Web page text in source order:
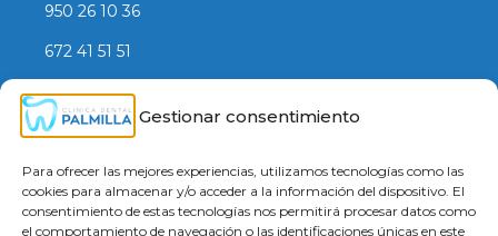
Gestionar consentimiento
Para ofrecer las mejores experiencias, utilizamos tecnologías como las
cookies para almacenar y/o acceder a la información del dispositivo. El
consentimiento de estas tecnologías nos permitirá procesar datos como
el comportamiento de navegación o las identificaciones únicas en este
950 26 10 36
672 41 51 51
Síguenos en nuestra página de Facebook